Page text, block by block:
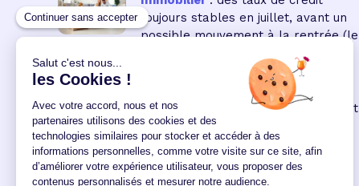
toujours stables en juillet, avant un
possible mouvement à la rentrée (le
: la remontée des
taux réduit encore le pouvoir d'achat
des acquéreurs
12:00:00/06/2026)